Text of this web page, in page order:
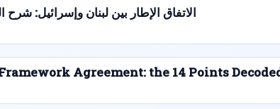
الاتفاق الإطار بين لبنان وإسرائيل: شرح النقاط
Agreement: the 14 Points